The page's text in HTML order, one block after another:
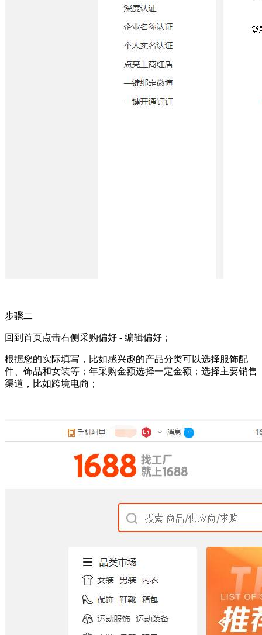
步骤二
回到首页点击右侧采购偏好 - 编辑偏好；
根据您的实际填写，比如感兴趣的产品分类可以选择服饰配
件、饰品和女装等；年采购金额选择一定金额；选择主要销售
渠道，比如跨境电商；